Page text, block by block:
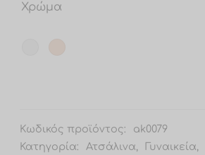
Χρώμα
Κωδικός προϊόντος:
ak0079
Κατηγορία:
Ατσάλινα, Γυναικεία,